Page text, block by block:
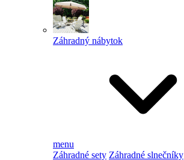
Záhradný nábytok
menu
Záhradné sety Záhradné slnečníky